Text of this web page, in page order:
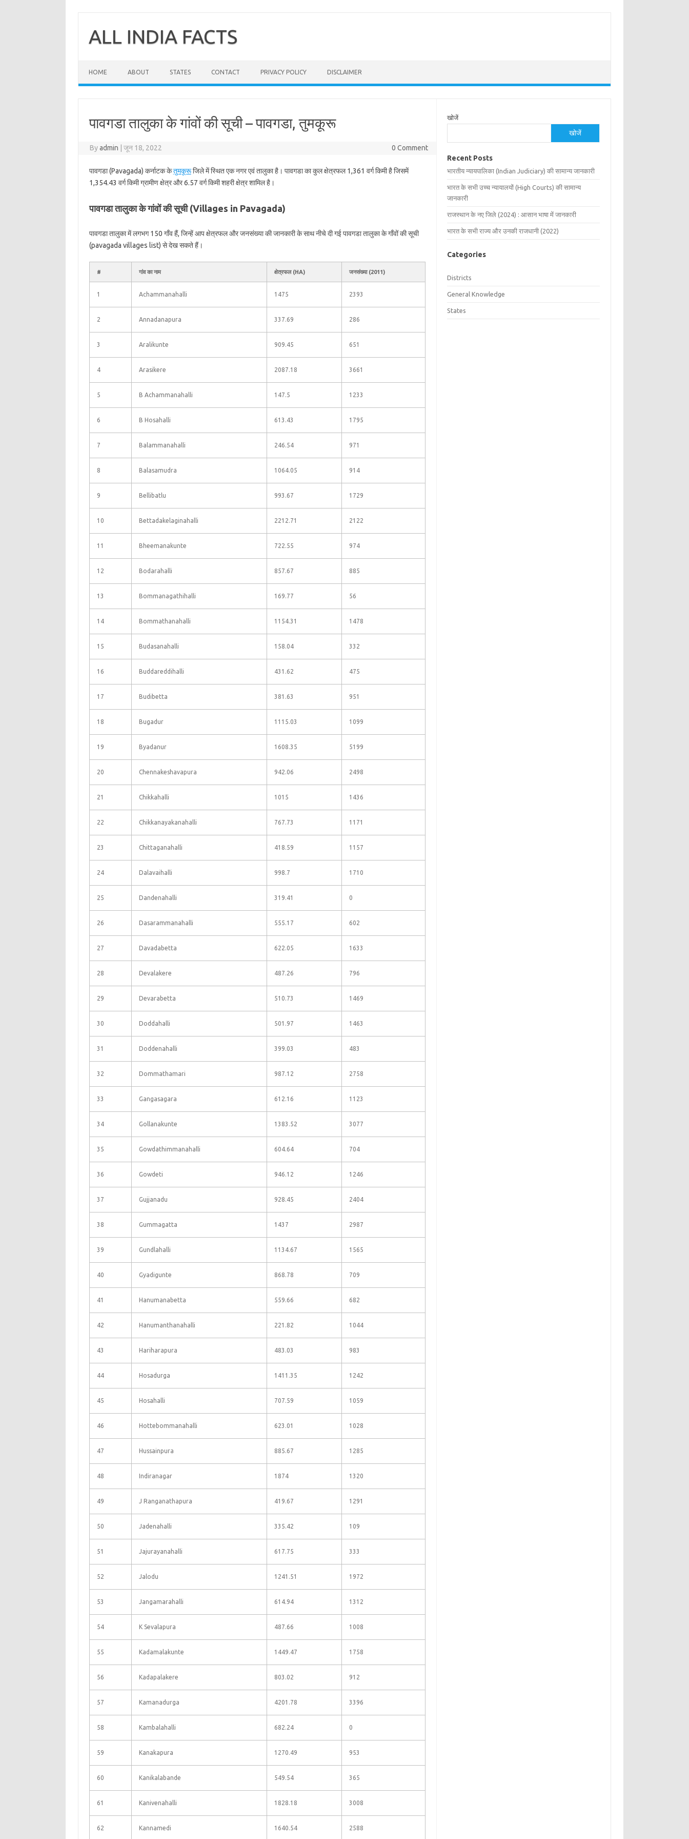
contentALL INDIA FACTS
HOME ABOUT STATES CONTACT PRIVACY POLICY DISCLAIMER
पावगडा तालुका के गांवों की सूची – पावगडा, तुमकूरू
Byadmin जून 18, 2022 0 Comment
पावगडा (Pavagada) कर्नाटक केतुमकूरूजिले में स्थित एक नगर एवं तालुका है। पावगडा का कुल क्षेत्रफल 1,361 वर्ग किमी है जिसमें
1,354.43 वर्ग किमी ग्रामीण क्षेत्र और 6.57 वर्ग किमी शहरी क्षेत्र शामिल है।
पावगडा तालुका के गांवों की सूची (Villages in Pavagada)
पावगडा तालुका में लगभग 150 गाँव हैं, जिन्हें आप क्षेत्रफल और जनसंख्या की जानकारी के साथ नीचे दी गई पावगडा तालुका के गाँवों की सूची
(pavagada villages list) से देख सकते हैं।
# गांव का नाम क्षेत्रफल (HA) जनसंख्या (2011)
1 Achammanahalli 1475 2393
2 Annadanapura 337.69 286
3 Aralikunte 909.45 651
4 Arasikere 2087.18 3661
5 B Achammanahalli 147.5 1233
6 B Hosahalli 613.43 1795
7 Balammanahalli 246.54 971
8 Balasamudra 1064.05 914
9 Bellibatlu 993.67 1729
10 Bettadakelaginahalli 2212.71 2122
11 Bheemanakunte 722.55 974
12 Bodarahalli 857.67 885
13 Bommanagathihalli 169.77 56
14 Bommathanahalli 1154.31 1478
15 Budasanahalli 158.04 332
16 Buddareddihalli 431.62 475
17 Budibetta 381.63 951
18 Bugadur 1115.03 1099
19 Byadanur 1608.35 5199
20 Chennakeshavapura 942.06 2498
21 Chikkahalli 1015 1436
22 Chikkanayakanahalli 767.73 1171
23 Chittaganahalli 418.59 1157
24 Dalavaihalli 998.7 1710
25 Dandenahalli 319.41 0
26 Dasarammanahalli 555.17 602
27 Davadabetta 622.05 1633
28 Devalakere 487.26 796
29 Devarabetta 510.73 1469
30 Doddahalli 501.97 1463
31 Doddenahalli 399.03 483
32 Dommathamari 987.12 2758
33 Gangasagara 612.16 1123
34 Gollanakunte 1383.52 3077
35 Gowdathimmanahalli 604.64 704
36 Gowdeti 946.12 1246
37 Gujjanadu 928.45 2404
38 Gummagatta 1437 2987
39 Gundlahalli 1134.67 1565
40 Gyadigunte 868.78 709
41 Hanumanabetta 559.66 682
42 Hanumanthanahalli 221.82 1044
43 Hariharapura 483.03 983
44 Hosadurga 1411.35 1242
45 Hosahalli 707.59 1059
46 Hottebommanahalli 623.01 1028
47 Hussainpura 885.67 1285
48 Indiranagar 1874 1320
49 J Ranganathapura 419.67 1291
50 Jadenahalli 335.42 109
51 Jajurayanahalli 617.75 333
52 Jalodu 1241.51 1972
53 Jangamarahalli 614.94 1312
54 K Sevalapura 487.66 1008
55 Kadamalakunte 1449.47 1758
56 Kadapalakere 803.02 912
57 Kamanadurga 4201.78 3396
58 Kambalahalli 682.24 0
59 Kanakapura 1270.49 953
60 Kanikalabande 549.54 365
61 Kanivenahalli 1828.18 3008
62 Kannamedi 1640.54 2588
खोजें
खोजें
Recent Posts
भारतीय न्यायपालिका (Indian Judiciary) की सामान्य जानकारी
भारत के सभी उच्च न्यायालयों (High Courts) की सामान्य
जानकारी
राजस्थान के नए जिले (2024) : आसान भाषा में जानकारी
भारत के सभी राज्य और उनकी राजधानी (2022)
Categories
Districts
General Knowledge
States